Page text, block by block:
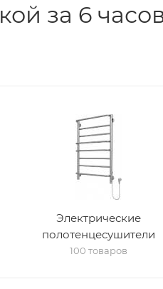
за 6
Электрические
полотенцесушители
100 товаров